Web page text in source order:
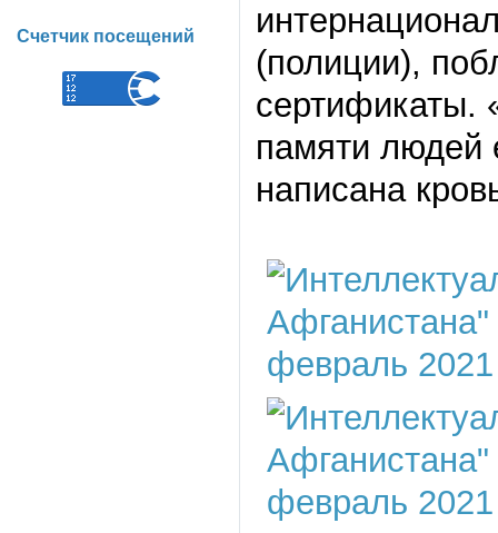
(полиции),
сертификаты.
памяти людей
написана
Счетчик посещений